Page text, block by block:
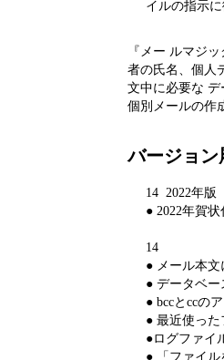
イルの指示
『メー ルマジ
者の氏名、個人
文中に必要な
個別メールの作
バージョン
14 2022年版
● 2022年賀状
14
● メール本
● データベ
● bccとccの
● 最近使っ
●ログファイ
● 「ファイ